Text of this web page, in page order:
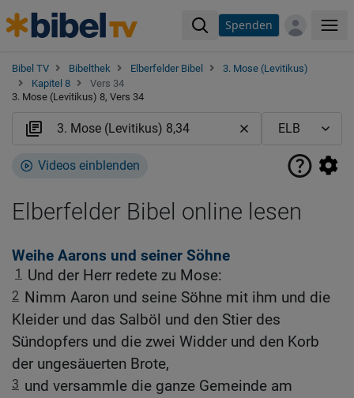
Spenden
Bibel TV Bibelthek Elberfelder Bibel
3. Mose (Levitikus)
Kapitel 8
Vers 34
3. Mose (Levitikus) 8, Vers 34
Videos einblenden
Elberfelder Bibel online lesen
Weihe Aarons und seiner Söhne
1 Und der Herr redete zu Mose:
2 Nimm Aaron und seine Söhne mit ihm und die
Kleider und das Salböl und den Stier des
Sündopfers und die zwei Widder und den Korb
der ungesäuerten Brote,
3 und versammle die ganze Gemeinde am